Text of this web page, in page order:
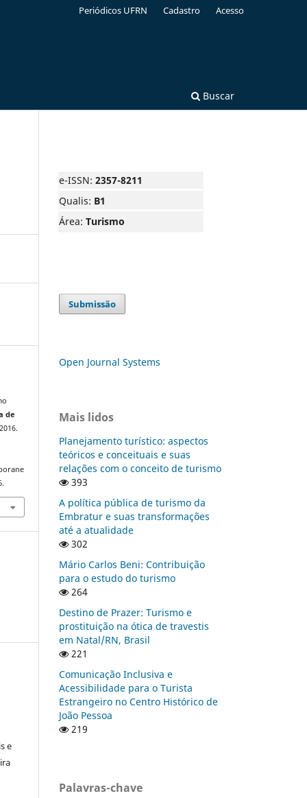
Buscar
Periódicos UFRN Cadastro Acesso
de
e
e-ISSN: 2357-8211
Qualis: B1
Área: Turismo
Submissão
Open Journal Systems
Mais lidos
Planejamento turístico: aspectos
teóricos e conceituais e suas
relações com o conceito de turismo
393
A política pública de turismo da
Embratur e suas transformações
até a atualidade
302
Mário Carlos Beni: Contribuição
para o estudo do turismo
264
Destino de Prazer: Turismo e
prostituição na ótica de travestis
em Natal/RN, Brasil
221
Comunicação Inclusiva e
Acessibilidade para o Turista
Estrangeiro no Centro Histórico de
João Pessoa
219
Palavras-chave